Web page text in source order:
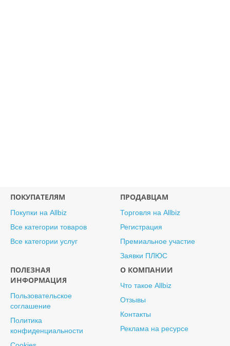
ПОКУПАТЕЛЯМ
Покупки на Allbiz
Все категории товаров
Все категории услуг
ПРОДАВЦАМ
Торговля на Allbiz
Регистрация
Премиальное участие
Заявки ПЛЮС
ПОЛЕЗНАЯ
ИНФОРМАЦИЯ
Пользовательское
соглашение
Политика
конфиденциальности
О КОМПАНИИ
Что такое Allbiz
Отзывы
Контакты
Реклама на ресурсе